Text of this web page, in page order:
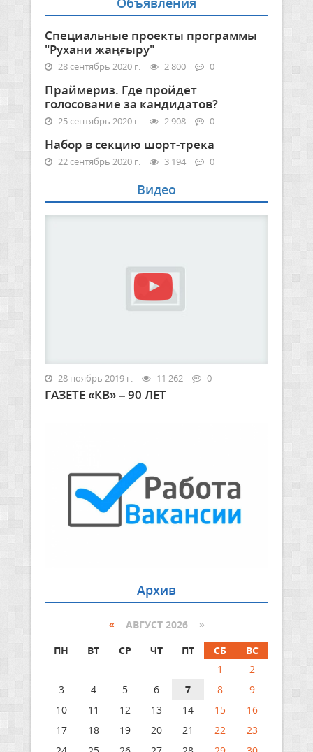
Специальные проекты программы
"Рухани жаңғыру"
28 сентябрь 2020 г. 2 800 0
Праймериз. Где пройдет
голосование за кандидатов?
25 сентябрь 2020 г. 2 908 0
Набор в секцию шорт-трека
22 сентябрь 2020 г. 3 194 0
Видео
28 ноябрь 2019 г. 11 262 0
ГАЗЕТЕ «КВ» – 90 ЛЕТ
Архив
« АВГУСТ 2026 »
ПН
ВТ СР ЧТ ПТ СБ
ВС
1
2
3
4 5 6 7 8
9
10
11 12 13 14 15
16
17
18 19 20 21 22
23